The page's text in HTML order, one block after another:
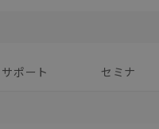
サポート セミナ